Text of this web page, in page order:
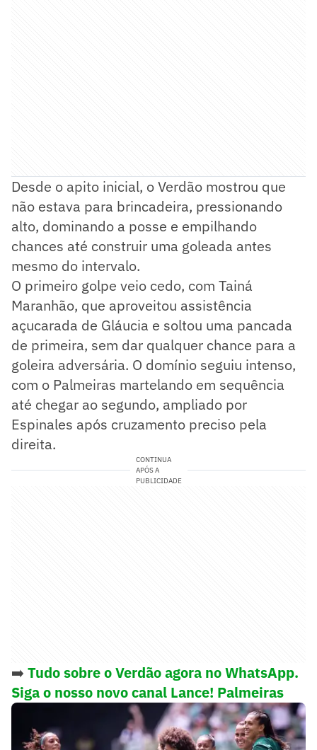
Desde o apito inicial, o Verdão mostrou que
não estava para brincadeira, pressionando
alto, dominando a posse e empilhando
chances até construir uma goleada antes
mesmo do intervalo.
O primeiro golpe veio cedo, com Tainá
Maranhão, que aproveitou assistência
açucarada de Gláucia e soltou uma pancada
de primeira, sem dar qualquer chance para a
goleira adversária. O domínio seguiu intenso,
com o Palmeiras martelando em sequência
até chegar ao segundo, ampliado por
Espinales após cruzamento preciso pela
direita.
CONTINUA
APÓS A
PUBLICIDADE
➡️ Tudo sobre o Verdão agora no WhatsApp.
Siga o nosso novo canal Lance! Palmeiras